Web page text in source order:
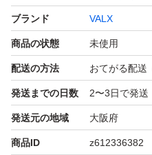
ブランド VALX
商品の状態 未使用
配送の方法 おてがる配送
発送までの日数 2〜3日で発送
発送元の地域 大阪府
商品ID z612336382